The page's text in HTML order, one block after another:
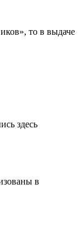
то в выдаче
здесь
в